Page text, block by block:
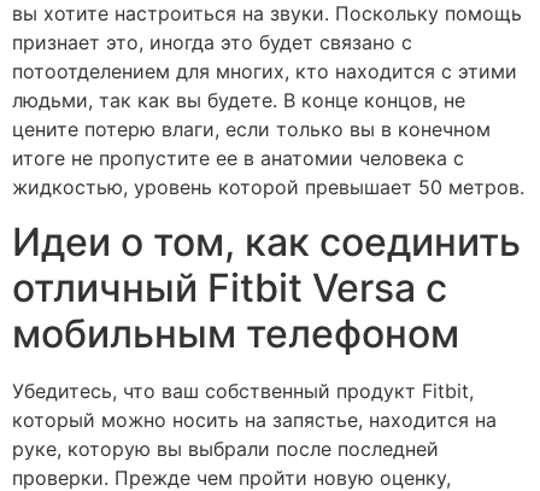
вы хотите настроиться на звуки. Поскольку помощь
признает это, иногда это будет связано с
потоотделением для многих, кто находится с этими
людьми, так как вы будете. В конце концов, не
цените потерю влаги, если только вы в конечном
итоге не пропустите ее в анатомии человека с
жидкостью, уровень которой превышает 50 метров.
Идеи о том, как соединить
отличный Fitbit Versa с
мобильным телефоном
Убедитесь, что ваш собственный продукт Fitbit,
который можно носить на запястье, находится на
руке, которую вы выбрали после последней
проверки. Прежде чем пройти новую оценку,